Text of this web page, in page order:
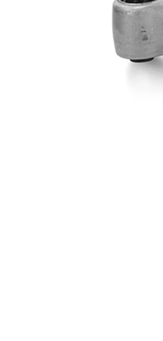
halindeki
ürün
numarası